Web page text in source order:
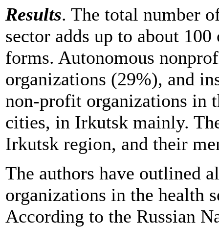
Results. The total number
sector adds up to about
forms. Autonomous
organizations (29%), and
non-profit organizations in
cities, in Irkutsk mainly.
Irkutsk region, and their
The authors have outlined
organizations in the health
According to the Russian